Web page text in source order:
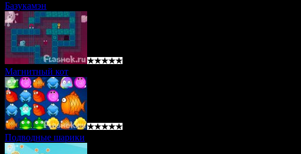
Базукамэн
Магнитный кот
Подводные шарики